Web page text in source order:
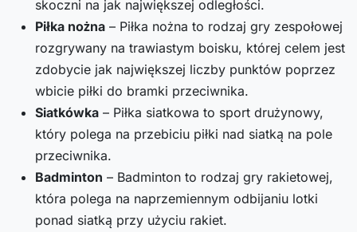
skoczni na jak największej odległości.
Piłka nożna – Piłka nożna to rodzaj gry zespołowej
rozgrywany na trawiastym boisku, której celem jest
zdobycie jak największej liczby punktów poprzez
wbicie piłki do bramki przeciwnika.
Siatkówka – Piłka siatkowa to sport drużynowy,
który polega na przebiciu piłki nad siatką na pole
przeciwnika.
Badminton – Badminton to rodzaj gry rakietowej,
która polega na naprzemiennym odbijaniu lotki
ponad siatką przy użyciu rakiet.